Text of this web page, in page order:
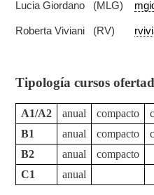
Lucia Giordano (MLG)
Roberta Viviani (RV)
Tipología cursos
A1/A2 anual compacto
B1
anual compacto
B2
anual
compacto
C1
anual